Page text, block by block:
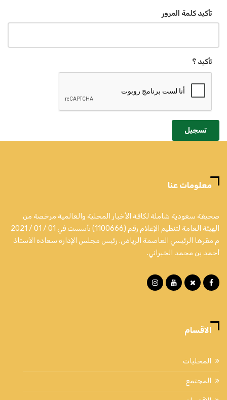
تأكيد كلمة المرور
تأكيد ؟
تسجيل
معلومات عنا
صحيفة سعودية شاملة لكافة الأخبار المحلية والعالمية مرخصة من
الهيئة العامة لتنظيم الإعلام رقم (1100666) تأسست في 01 / 01 / 2021
م مقرها الرئيسي العاصمة الرياض. رئيس مجلس الإدارة سعادة الأستاذ
أحمد بن محمد الخبراني.
الاقسام
المحليات
المجتمع